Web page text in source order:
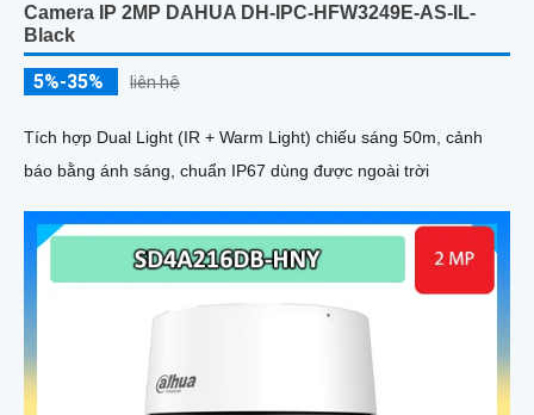
Camera IP 2MP DAHUA DH-IPC-HFW3249E-AS-IL-
Black
5%-35% liên hệ
Tích hợp Dual Light (IR + Warm Light) chiếu sáng 50m, cảnh
báo bằng ánh sáng, chuẩn IP67 dùng được ngoài trời